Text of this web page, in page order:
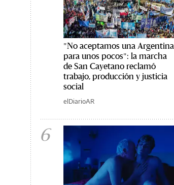
"No aceptamos una Argentina
para unos pocos": la marcha
de San Cayetano reclamó
trabajo, producción y justicia
social
elDiarioAR
6